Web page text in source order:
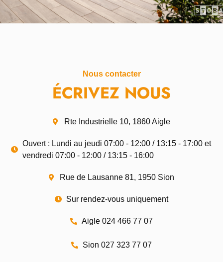
Nous contacter
ÉCRIVEZ NOUS
Rte Industrielle 10, 1860 Aigle
Ouvert : Lundi au jeudi 07:00 - 12:00 / 13:15 - 17:00 et
vendredi 07:00 - 12:00 / 13:15 - 16:00
Rue de Lausanne 81, 1950 Sion
Sur rendez-vous uniquement
Aigle 024 466 77 07
Sion 027 323 77 07